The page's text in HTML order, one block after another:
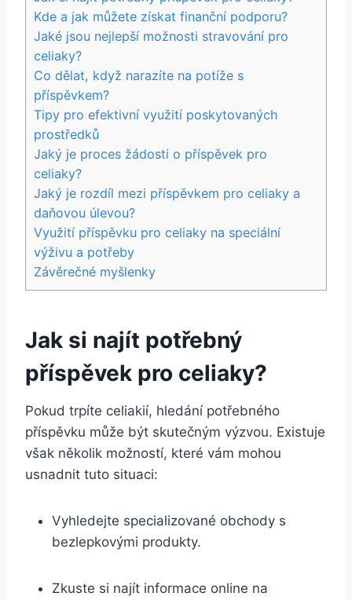
Kde a jak můžete získat finanční podporu?
Jaké jsou nejlepší možnosti stravování pro
celiaky?
Co dělat, když narazíte na potíže s
příspěvkem?
Tipy pro efektivní využití poskytovaných
prostředků
Jaký je proces žádosti o příspěvek pro
celiaky?
Jaký je rozdíl mezi příspěvkem pro celiaky a
daňovou úlevou?
Využití příspěvku pro celiaky na speciální
výživu a potřeby
Závěrečné myšlenky
Jak si najít potřebný
příspěvek pro celiaky?
Pokud trpíte celiakií, hledání potřebného
příspěvku může být skutečným výzvou. Existuje
však několik možností, které vám mohou
usnadnit tuto situaci:
Vyhledejte specializované obchody s
bezlepkovými produkty.
Zkuste si najít informace online na